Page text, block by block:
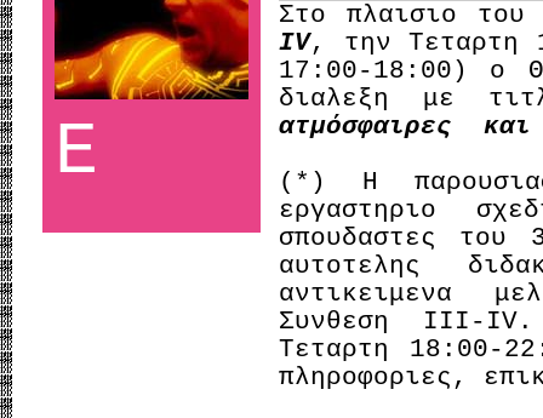
Ε
Στο πλαισιο
IV, την Τεταρτη
17:00-18:00) ο
διαλεξη με
ατμόσφαιρες και
(*) Η
εργαστηριο
σπουδαστες
αυτοτελης
αντικειμενα
Συνθεση III-IV.
Τεταρτη 18:00-
πληροφοριες,